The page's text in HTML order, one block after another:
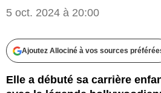
5 oct. 2024 à 20:00
Ajoutez Allociné à vos sources
Elle a débuté sa carrière